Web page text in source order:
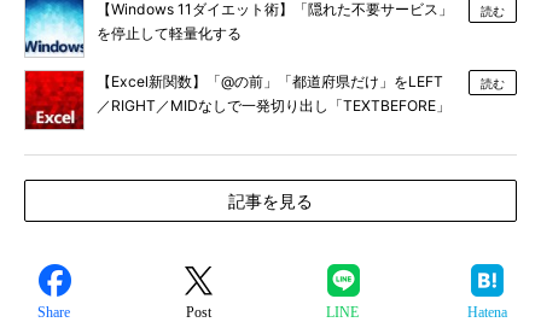
【Windows 11ダイエット術】「隠れた不要サービス」
を停止して軽量化する
読む
【Excel新関数】「@の前」「都道府県だけ」をLEFT
／RIGHT／MIDなしで一発切り出し「TEXTBEFORE」
読む
記事を見る
Share Post LINE Hatena